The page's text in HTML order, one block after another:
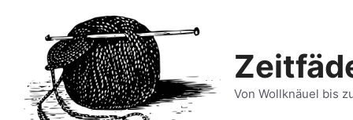
springen
Von Wollknäuel bis